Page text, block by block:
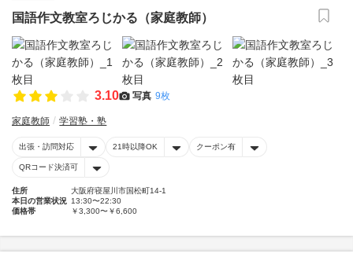
国語作文教室ろじかる（家庭教師）
3.10 写真 9枚
家庭教師 学習塾・塾
出張・訪問対応 21時以降OK クーポン有
QRコード決済可
住所
大阪府寝屋川市国松町14-1
本日の営業状況 13:30〜22:30
価格帯
￥3,300〜￥6,600